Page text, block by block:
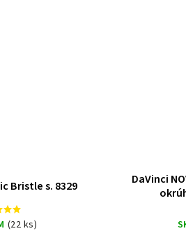
Kolibri štetec s. 8503, rôzne
SKLADOM